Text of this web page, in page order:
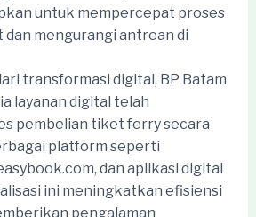
untuk mempercepat proses
mengurangi antrean di
transformasi digital, BP Batam
layanan digital telah
pembelian tiket ferry secara
platform seperti
dan aplikasi digital
ini meningkatkan efisiensi
pengalaman